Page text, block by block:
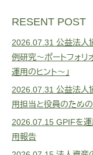
RESENT POST
2026.07.31 公益法人
例研究～ポートフォリ
運用のヒント～」
2026.07.31 公益法人
用担当と役員のため
2026.07.15 GPIFを
用報告